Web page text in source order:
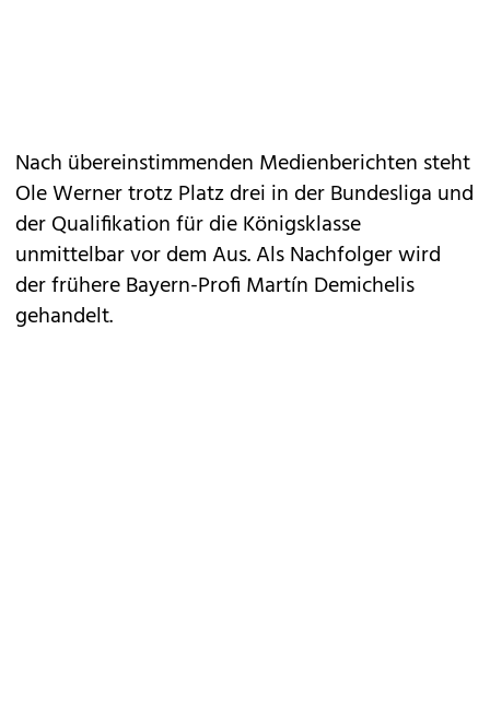
Nach übereinstimmenden Medienberichten steht
Ole Werner trotz Platz drei in der Bundesliga und
der Qualifikation für die Königsklasse
unmittelbar vor dem Aus. Als Nachfolger wird
der frühere Bayern-Profi Martín Demichelis
gehandelt.